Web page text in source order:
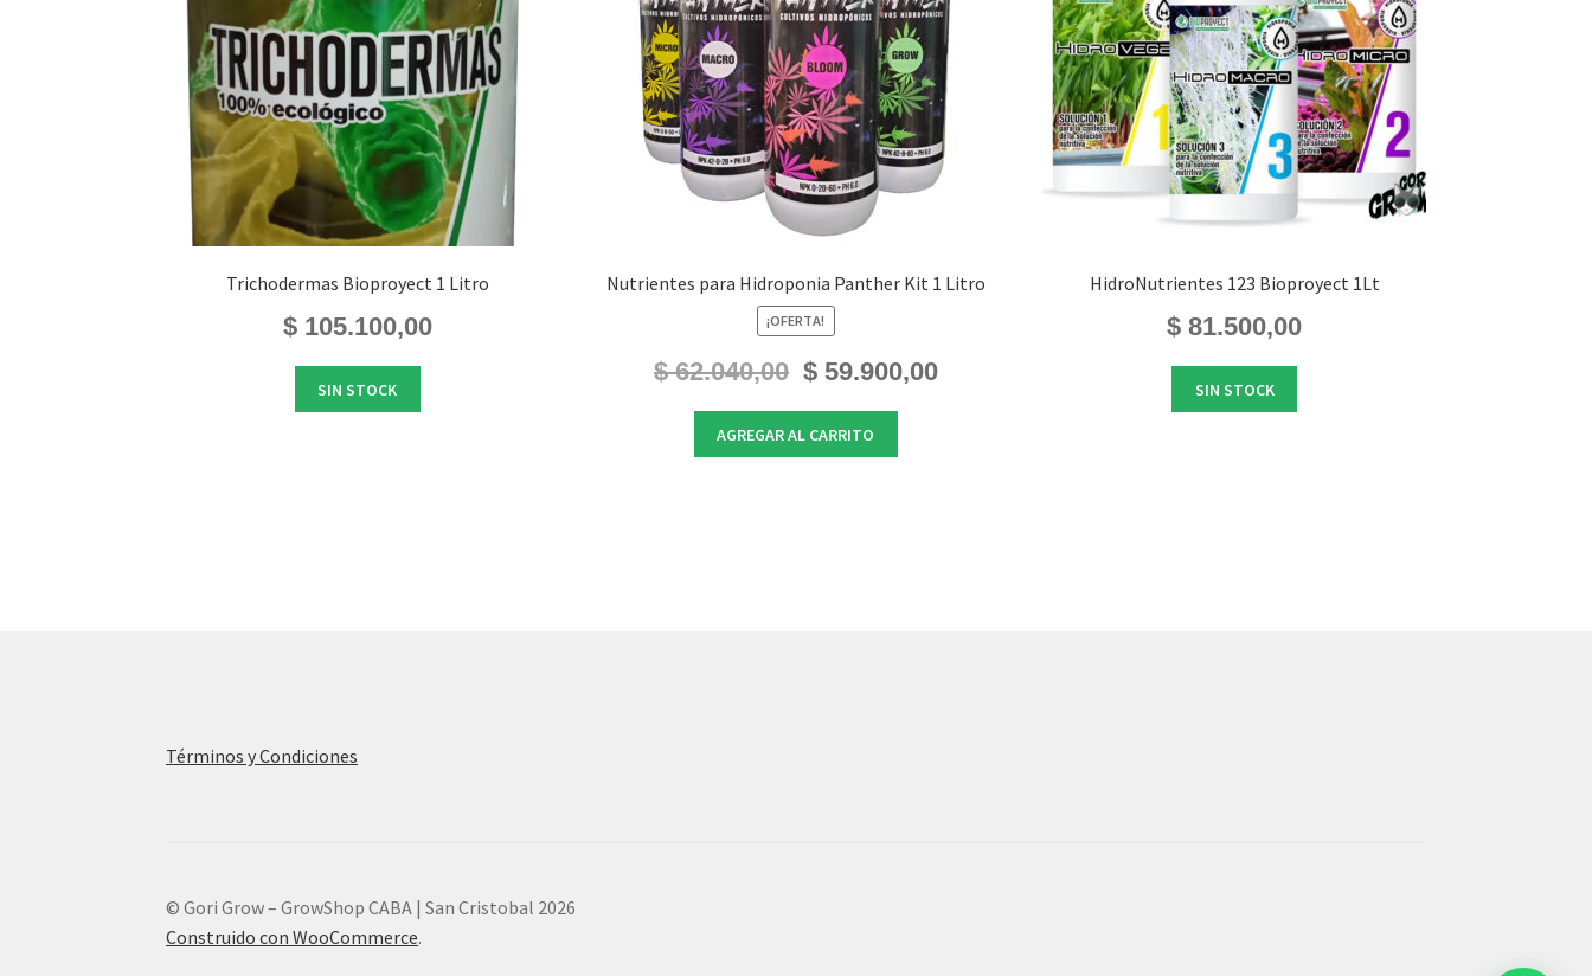
Trichodermas Bioproyect 1 Litro
$105.100,00
SIN STOCK
Nutrientes para Hidroponia Panther Kit 1 Litro
¡OFERTA!
$62.040,00
El
precio
original
era:
$59.900,00El
AGREGAR AL CARRITO
HidroNutrientes 123 Bioproyect 1Lt
$ 81.500,00
SIN STOCK
Términos y Condiciones
© Gori Grow – GrowShop CABA | San Cristobal 2026
Construido con WooCommerce.